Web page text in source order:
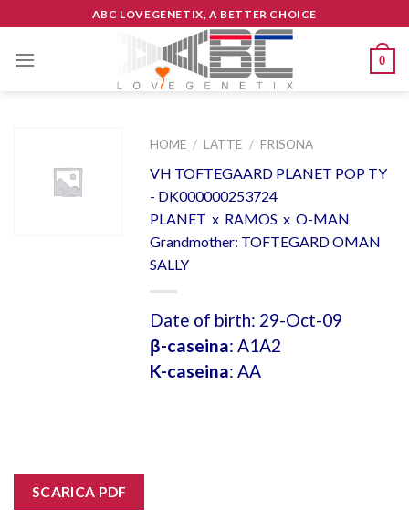
to
content
ABC LOVEGENETIX, A BETTER CHOICE
0
HOME / LATTE / FRISONA
VH TOFTEGAARD PLANET POP TY
- DK000000253724
PLANET x RAMOS x O-MAN
Grandmother: TOFTEGARD OMAN
SALLY
Date of birth: 29-Oct-09
β-caseina: A1A2
K-caseina: AA
SCARICA PDF